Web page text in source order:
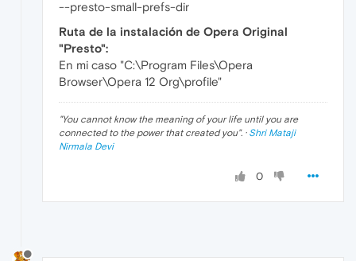
--presto-small-prefs-dir
Ruta de la instalación de Opera Original
"Presto":
En mi caso "C:\Program Files\Opera
Browser\Opera 12 Org\profile"
"You cannot know the meaning of your life until you are
connected to the power that created you". · Shri Mataji
Nirmala Devi
0